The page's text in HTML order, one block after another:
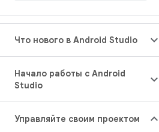
Что нового в Android Studio
Начало работы с Android
Studio
Управляйте своим проектом